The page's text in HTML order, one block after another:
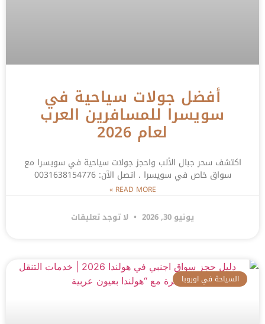
أفضل جولات سياحية في
سويسرا للمسافرين العرب
لعام 2026
اكتشف سحر جبال الألب واحجز جولات سياحية في سويسرا مع
سواق خاص في سويسرا . اتصل الآن: 0031638154776
READ MORE »
يونيو 30, 2026 لا توجد تعليقات
السياحة في اوروبا